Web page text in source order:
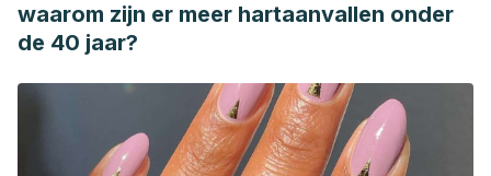
waarom zijn er meer hartaanvallen onder
de 40 jaar?